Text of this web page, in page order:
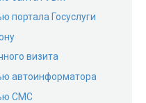
портала Госуслуги
визита
автоинформатора
СМС